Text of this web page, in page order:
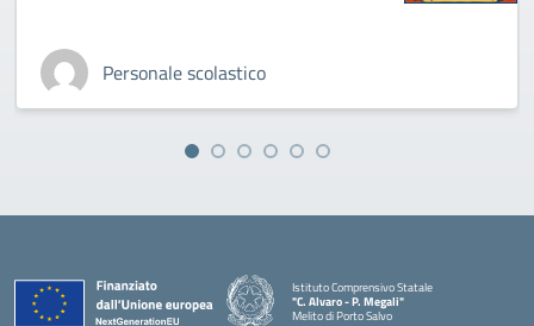
Personale scolastico
Istituto Comprensivo Statale
"C. Alvaro - P. Megali"
Melito di Porto Salvo